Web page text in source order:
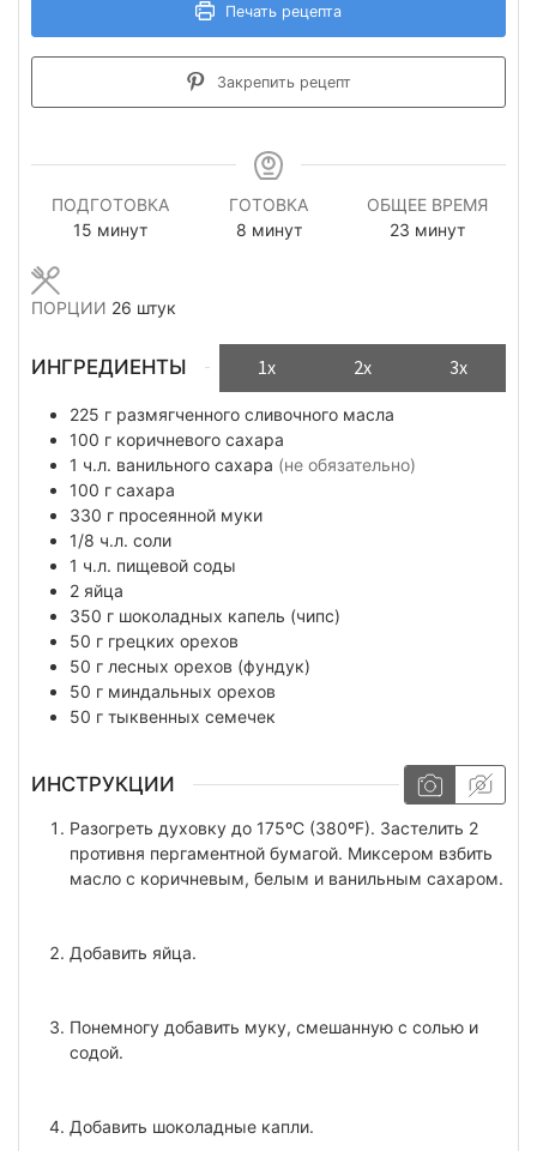
Печать рецепта
Закрепить рецепт
ПОДГОТОВКА
15 минуты
минут
ГОТОВКА
8минуты
минут
ОБЩЕЕ ВРЕМЯ
23минуты
минут
ПОРЦИИ 26 штук
ИНГРЕДИЕНТЫ 1x 2x 3x
225 г размягченного сливочного масла
100 г коричневого сахара
1 ч.л. ванильного сахара (не обязательно)
100 г сахара
330 г просеянной муки
1/8 ч.л. соли
1 ч.л. пищевой соды
2 яйца
350 г шоколадных капель (чипс)
50 г грецких орехов
50 г лесных орехов (фундук)
50 г миндальных орехов
50 г тыквенных семечек
ИНСТРУКЦИИ
Разогреть духовку до 175ºC (380ºF). Застелить 2
противня пергаментной бумагой. Миксером взбить
масло с коричневым, белым и ванильным сахаром.
Добавить яйца.
Понемногу добавить муку, смешанную с солью и
содой.
Добавить шоколадные капли.